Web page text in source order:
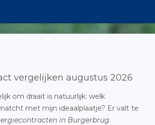
vergelijken augustus 2026
om draait is natuurlijk: welk
met mijn ideaalplaatje? Er valt te
in Burgerbrug.